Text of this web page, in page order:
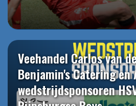
Veehandel Carlos van
Benjamin's Catering en
wedstrijdsponsoren